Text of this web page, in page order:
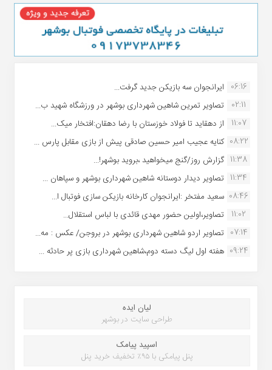
06:16 ایرانجوان سه بازیکن جدید گرفت...
02:11
تصاویر تمرین شاهین شهردارى بوشهر در ورزشگاه شهید ب...
11:07
از دهقاید تا فولاد خوزستان با رضا دهقان:افتخار میک...
08:22 کنایه عجیب امیر حسین صادقی پیش از بازی مقابل پارس ...
11:38 گزارش روز/گنج میخواهید ،بروید بوشهر!...
11:34 تصاویر دیدار دوستانه شاهین شهردارى بوشهر و سپاهان ...
08:46 سعید مفتخر :ایرانجوان کارخانه بازیکن سازی فوتبال ا...
11:02
تصاویر،اولین حضور مهدی قائدی با لباس استقلال...
07:14 تصاویر اردو شاهین شهرداری بوشهر در بروجن/ عکس : مه...
09:24 هفته اول لیگ دسته دوم،شاهین شهرداری بازی پر حادثه ...
لیان ایده
طراحی سایت در بوشهر
اسپید پیامک
پنل پیامکی با ۹۵٪ تخفیف خرید پنل